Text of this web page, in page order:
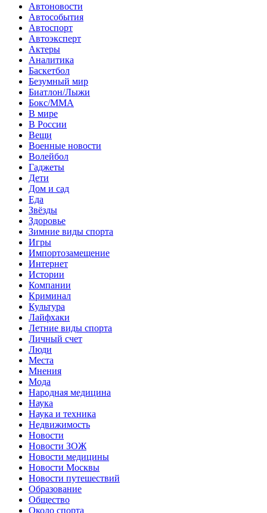
Автоновости
Автособытия
Автоспорт
Автоэксперт
Актеры
Аналитика
Баскетбол
Безумный мир
Биатлон/Лыжи
Бокс/MMA
В мире
В России
Вещи
Военные новости
Волейбол
Гаджеты
Дети
Дом и сад
Еда
Звёзды
Здоровье
Зимние виды спорта
Игры
Импортозамещение
Интернет
Истории
Компании
Криминал
Культура
Лайфхаки
Летние виды спорта
Личный счет
Люди
Места
Мнения
Мода
Народная медицина
Наука
Наука и техника
Недвижимость
Новости
Новости ЗОЖ
Новости медицины
Новости Москвы
Новости путешествий
Образование
Общество
Около спорта